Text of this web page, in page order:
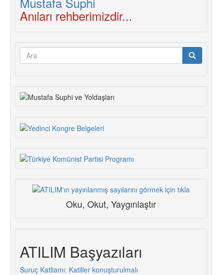
Anıları rehberimizdir...
Arama
Oku, Okut, Yaygınlaştır
ATILIM Başyazıları
Suruç Katliamı: Katiller konuşturulmalı